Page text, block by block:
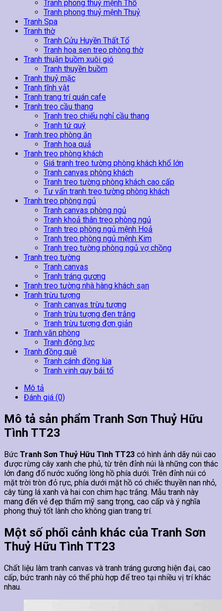
Tranh phong thuỷ mệnh Thổ
Tranh phong thuỷ mệnh Thuỷ
Tranh Spa
Tranh thờ
Tranh Cửu Huyền Thất Tổ
Tranh hoa sen treo phòng thờ
Tranh thuận buồm xuôi gió
Tranh thuyền buồm
Tranh thuỷ mặc
Tranh tĩnh vật
Tranh trang trí quán cafe
Tranh treo cầu thang
Tranh treo chiếu nghỉ cầu thang
Tranh tứ quý
Tranh treo phòng ăn
Tranh hoa quả
Tranh treo phòng khách
Giá tranh treo tường phòng khách khổ lớn
Tranh canvas phòng khách
Tranh treo tường phòng khách cao cấp
Tư vấn tranh treo tường phòng khách
Tranh treo phòng ngủ
Tranh canvas phòng ngủ
Tranh khoả thân treo phòng ngủ
Tranh treo phòng ngủ mệnh Hoả
Tranh treo phòng ngủ mệnh Kim
Tranh treo tường phòng ngủ vợ chồng
Tranh treo tường
Tranh canvas
Tranh tráng gương
Tranh treo tường nhà hàng khách sạn
Tranh trừu tượng
Tranh canvas trừu tượng
Tranh trừu tượng đen trắng
Tranh trừu tượng đơn giản
Tranh văn phòng
Tranh động lực
Tranh đồng quê
Tranh cánh đồng lúa
Tranh vinh quy bái tổ
Mô tả
Đánh giá (0)
Mô tả sản phẩm Tranh Sơn Thuỷ Hữu
Tình TT23
Bức Tranh Sơn Thuỷ Hữu Tình TT23 có hình ảnh dãy núi cao
được rừng cây xanh che phủ, từ trên đỉnh núi là những con thác
lớn đang đổ nước xuống lòng hồ phía dưới. Trên đỉnh núi có
mặt trời tròn đỏ rực, phía dưới mặt hồ có chiếc thuyền nan nhỏ,
cây tùng lá xanh và hai con chim hạc trắng. Mẫu tranh này
mang đến vẻ đẹp thẩm mỹ sang trọng, cao cấp và ý nghĩa
phong thuỷ tốt lành cho không gian trang trí.
Một số phối cảnh khác của Tranh Sơn
Thuỷ Hữu Tình TT23
Chất liệu làm tranh canvas và tranh tráng gương hiện đại, cao
cấp, bức tranh này có thể phù hợp để treo tại nhiều vị trí khác
nhau.